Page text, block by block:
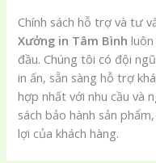
Chính sách hỗ trợ và tư
Xưởng in Tâm Bình
đầu. Chúng tôi có đội
in ấn, sẵn sàng hỗ trợ
hợp nhất với nhu cầu và
sách bảo hành sản
lợi của khách hàng.